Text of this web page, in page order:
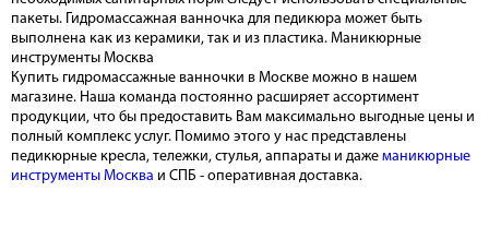
пакеты. Гидромассажная ванночка для педикюра может быть
выполнена как из керамики, так и из пластика. Маникюрные
инструменты Москва
Купить гидромассажные ванночки в Москве можно в нашем
магазине. Наша команда постоянно расширяет ассортимент
продукции, что бы предоставить Вам максимально выгодные цены и
полный комплекс услуг. Помимо этого у нас представлены
педикюрные кресла, тележки, стулья, аппараты и даже маникюрные
инструменты Москва и СПБ - оперативная доставка.